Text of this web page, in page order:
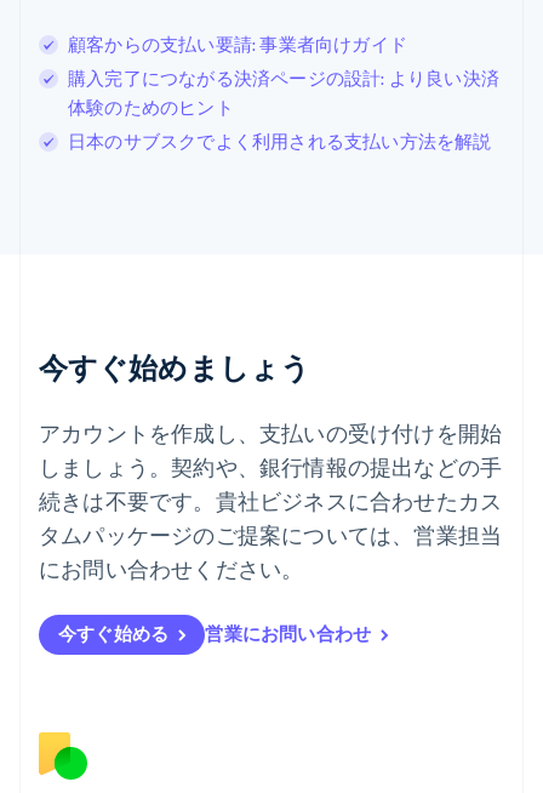
顧客からの支払い要請: 事業者向けガイド
購入完了につながる決済ページの設計: より良い決済
体験のためのヒント
日本のサブスクでよく利用される支払い方法を解説
今すぐ始めましょう
アカウントを作成し、支払いの受け付けを開始
しましょう。契約や、銀行情報の提出などの手
続きは不要です。貴社ビジネスに合わせたカス
タムパッケージのご提案については、営業担当
にお問い合わせください。
今すぐ始める 営業にお問い合わせ
SvenskaEnglish
スペイン
Español English
スロバキア
English
ドイツ
ニュージーランド
English
ノルウェー
English
ハンガリー
English
フィンランド
ブラジル
PortuguêsEnglish
フランス
ベルギー
Nederlands